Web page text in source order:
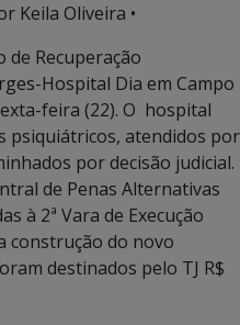
Keila Oliveira •
de Recuperação
Hospital Dia em Campo
feira (22). O hospital
psiquiátricos, atendidos por
por decisão judicial.
de Penas Alternativas
à 2ª Vara de Execução
construção do novo
destinados pelo TJ R$